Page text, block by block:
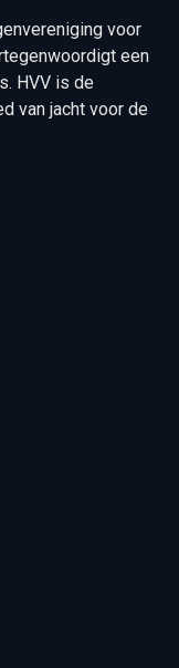
voor
een
HVV is de
van jacht voor de